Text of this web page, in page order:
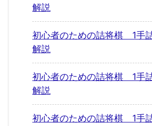
解説
初心者のための詰将棋 1手
解説
初心者のための詰将棋 1手
解説
初心者のための詰将棋 1手